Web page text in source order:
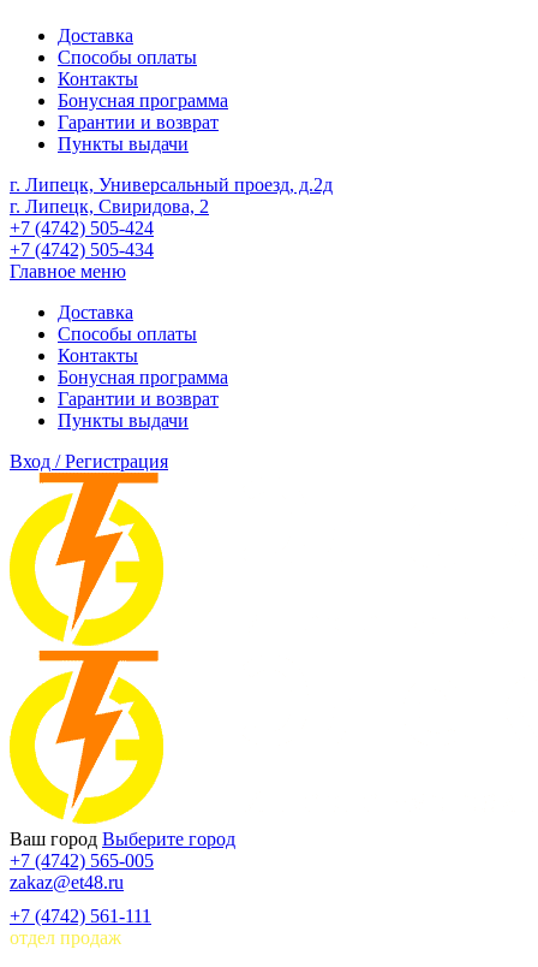
Доставка
Способы оплаты
Контакты
Бонусная программа
Гарантии и возврат
Пункты выдачи
г. Липецк, Универсальный проезд, д.2д
г. Липецк, Свиридова, 2
+7 (4742) 505-424
+7 (4742) 505-434
Главное меню
Доставка
Способы оплаты
Контакты
Бонусная программа
Гарантии и возврат
Пункты выдачи
Вход / Регистрация
Ваш город Выберите город
+7 (4742) 565-005
zakaz@et48.ru
+7 (4742) 561-111
отдел продаж